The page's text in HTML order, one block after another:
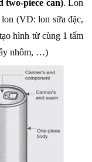
two-piece can). Lon
(VD: lon sữa đặc,
hình từ cùng 1 tấm
nhôm, …)